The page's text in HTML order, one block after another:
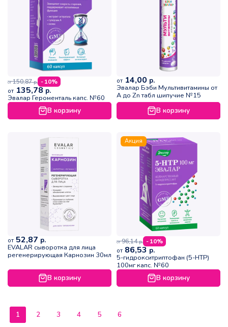
от 150,87р. - 10%
от 135,78 р.
Эвалар Героменталь капс. №60
В корзину
от 14,00 р.
Эвалар Бэби Мультивитамины от
A до Zn табл шипучие №15
В корзину
от 52,87 р.
EVALAR сыворотка для лица
регенерирующая Карнозин 30мл
В корзину
Акция
от 96,14р. - 10%
от 86,53 р.
5-гидрокситриптофан (5-НТР)
100мг капс. №60
В корзину
1 2 3 4 5 6